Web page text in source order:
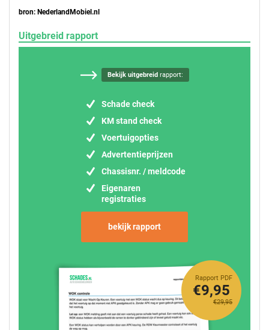
bron: NederlandMobiel.nl
Uitgebreid rapport
Bekijk uitgebreidrapport:
Schade check
KM stand check
Voertuigopties
Advertentieprijzen
Chassisnr. / meldcode
Eigenaren
registraties
bekijk rapport
Rapport PDF
€29,95
€9,95